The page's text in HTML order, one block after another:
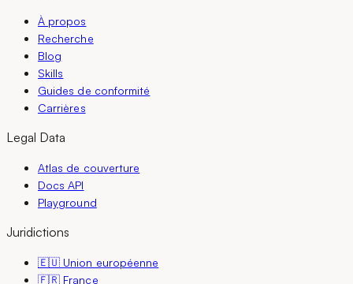
À propos
Recherche
Blog
Skills
Guides de conformité
Carrières
Legal Data
Atlas de couverture
Docs API
Playground
Juridictions
🇪🇺 Union européenne
🇫🇷 France